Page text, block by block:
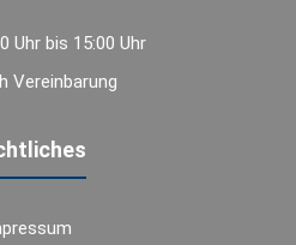
Uhr bis 15:00 Uhr
Vereinbarung